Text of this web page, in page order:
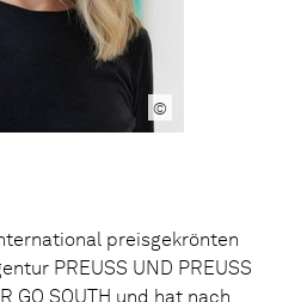
©
preisgekrönten
PREUSS UND PREUSS
GO SOUTH und hat nach